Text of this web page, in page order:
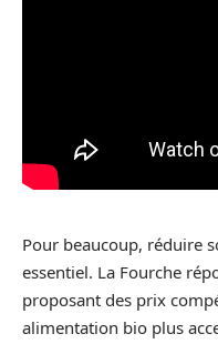
Pour beaucoup, réduire
essentiel. La Fourche
proposant des prix
alimentation bio plus